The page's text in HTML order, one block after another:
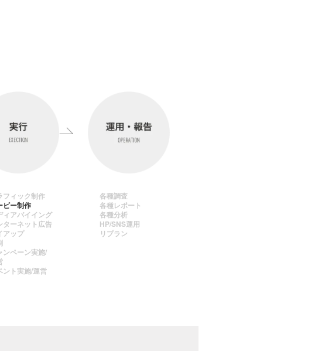
フィック制作
ビー制作
ィアバイイング
ターネット広告
アップ
ンペーン実施/
ント実施/運営
各種調査
各種レポート
各種分析
HP/SNS運用
リプラン